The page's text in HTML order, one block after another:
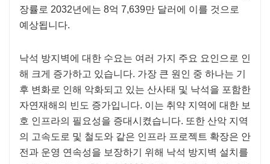
장률로 2032년에는 8억 7,639만 달러에 이를 것으로
예상됩니다.
낙석 방지벽에 대한 수요는 여러 가지 주요 요인으로 인
해 크게 증가하고 있습니다. 가장 큰 원인 중 하나는 기
후 변화로 인해 악화되고 있는 산사태 및 낙석을 포함한
자연재해의 빈도 증가입니다. 이는 취약 지역에 대한 보
호 인프라의 필요성을 증대시켰습니다. 또한 산악 지역
의 고속도로 및 철도와 같은 인프라 프로젝트 확장은 안
전과 운영 연속성을 보장하기 위해 낙석 방지벽 설치를